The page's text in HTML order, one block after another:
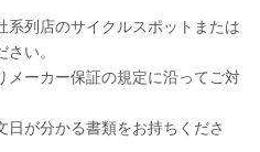
列店のサイクルスポットまたは
い。
メーカー保証の規定に沿ってご対
日が分かる書類をお持ちくださ